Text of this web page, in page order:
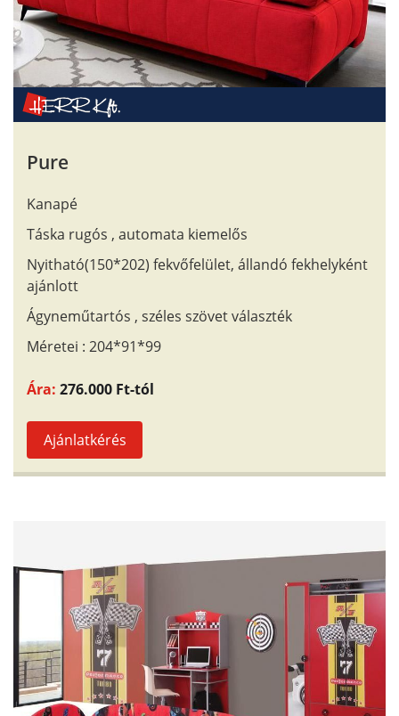
Pure
Kanapé
Táska rugós , automata kiemelős
Nyitható(150*202) fekvőfelület, állandó fekhelyként
ajánlott
Ágyneműtartós , széles szövet választék
Méretei : 204*91*99
Ára: 276.000 Ft-tól
Ajánlatkérés